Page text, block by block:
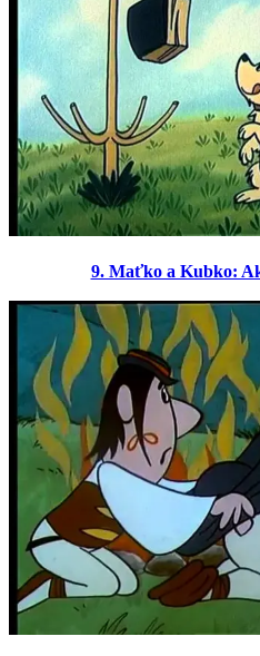
9. Maťko a Kubko: